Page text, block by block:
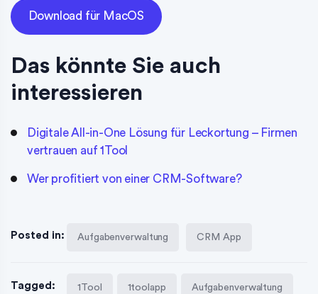
Download für MacOS
Das könnte Sie auch
interessieren
Digitale All-in-One Lösung für Leckortung – Firmen
vertrauen auf 1Tool
Wer profitiert von einer CRM-Software?
Posted in: Aufgabenverwaltung CRM App
Tagged: 1Tool 1toolapp Aufgabenverwaltung